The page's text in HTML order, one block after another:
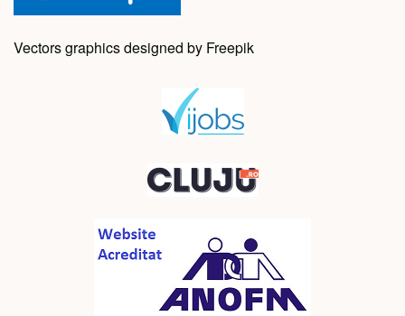
Vectors graphics designed by Freepik